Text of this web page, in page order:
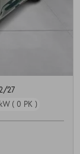
27
( 0 PK )